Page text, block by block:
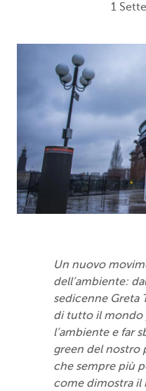
1
Un nuovo
dell’ambiente:
sedicenne Greta
di tutto il mondo
l’ambiente e far
green del nostro
che sempre più
come dimostra il